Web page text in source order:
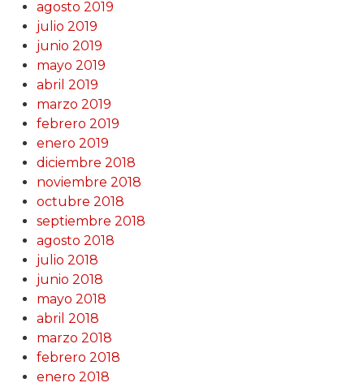
agosto 2019
julio 2019
junio 2019
mayo 2019
abril 2019
marzo 2019
febrero 2019
enero 2019
diciembre 2018
noviembre 2018
octubre 2018
septiembre 2018
agosto 2018
julio 2018
junio 2018
mayo 2018
abril 2018
marzo 2018
febrero 2018
enero 2018